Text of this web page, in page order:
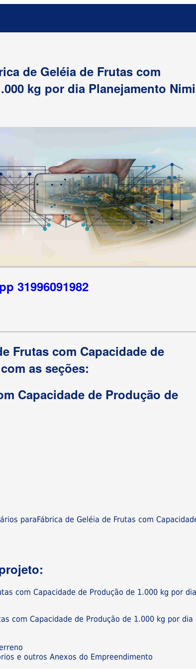
de Geléia de Frutas com
kg por dia Planejamento
31996091982
Frutas com Capacidade de
as seções:
Capacidade de Produção de
paraFábrica de Geléia de Frutas com
com Capacidade de Produção de 1.000 kg por
com Capacidade de Produção de 1.000 kg por dia
e outros Anexos do Empreendimento